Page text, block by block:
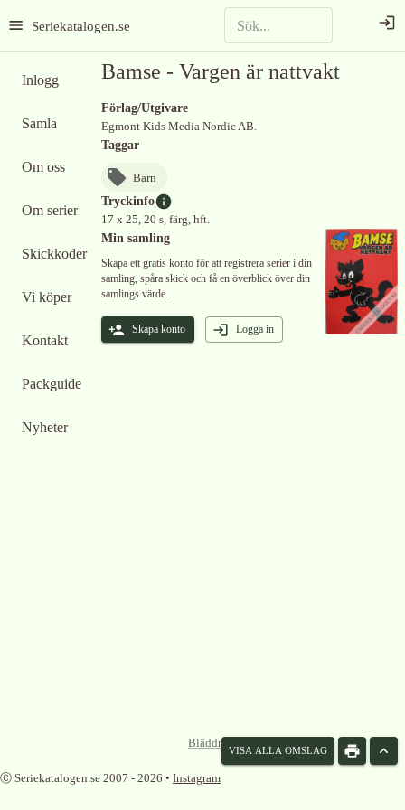
Seriekatalogen.se
Inlogg
Samla
Om oss
Om serier
Skickkoder
Vi köper
Kontakt
Packguide
Nyheter
Bamse - Vargen är nattvakt
Förlag/Utgivare
Egmont Kids Media Nordic AB.
Taggar
Barn
Tryckinfo
17 x 25, 20 s, färg, hft.
Min samling
Skapa ett gratis konto för att registrera serier i din
samling, spåra skick och få en överblick över din
samlings värde.
Skapa konto Logga in
VISA ALLA OMSLAG
Bläddra omslag som lista
Ⓒ Seriekatalogen.se 2007 - 2026 • Instagram